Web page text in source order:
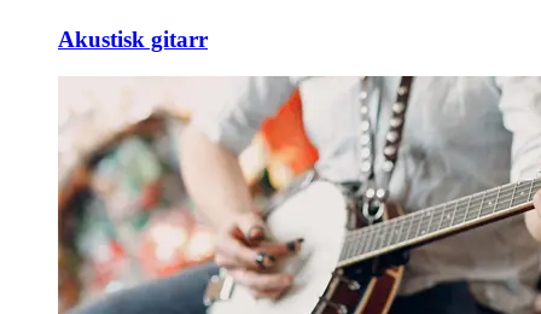
Akustisk gitarr